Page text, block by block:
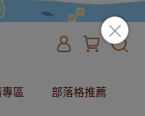
區
部落格推薦